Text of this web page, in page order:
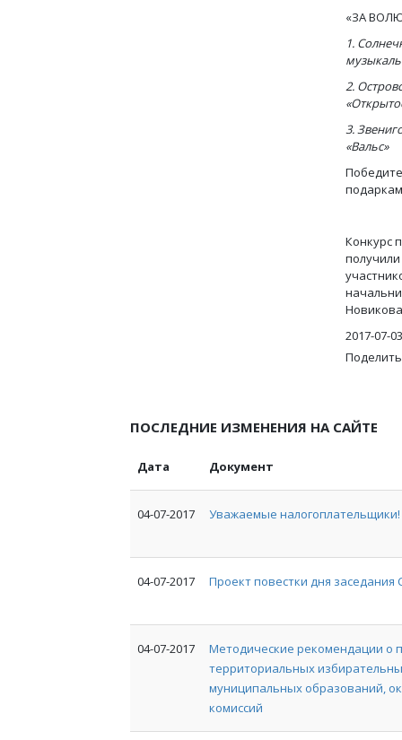
«ЗА
1.
2.
3.
«Вальс»
Конкурс
2017-07-03
ПОСЛЕДНИЕ ИЗМЕНЕНИЯ НА САЙТЕ
Дата Документ
04-07-2017 Уважаемые
04-07-2017 Проект повестки дня заседания
04-07-2017
Методические рекомендации о
территориальных
муниципальных образований,
комиссий